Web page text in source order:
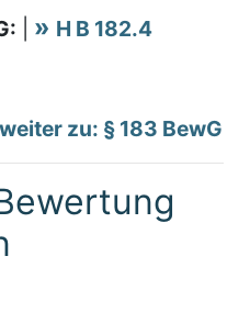
H B 182.4
weiter zu: § 183 BewG